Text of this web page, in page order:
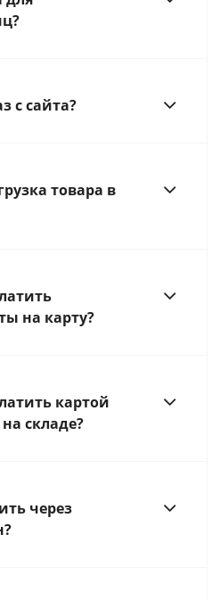
с сайта?
товара в
на карту?
картой
складе?
через